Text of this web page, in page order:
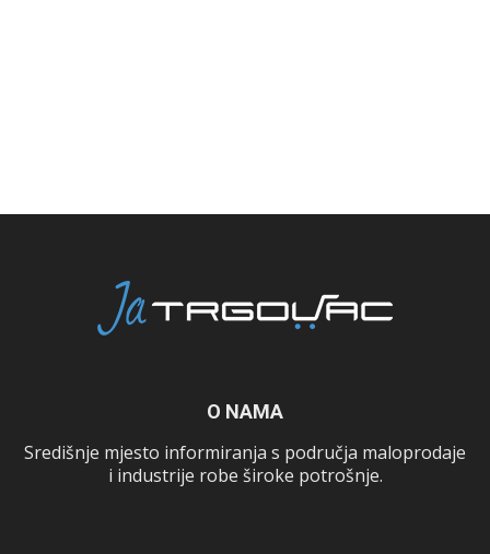
O NAMA
Središnje mjesto informiranja s područja maloprodaje
i industrije robe široke potrošnje.